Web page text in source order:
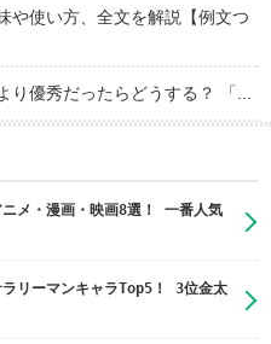
や使い方、全文を解説【例文つ
り優秀だったらどうする？ 「...
ニメ・漫画・映画8選！ 一番人気
リーマンキャラTop5！ 3位金太